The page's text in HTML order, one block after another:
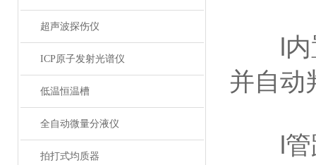
超声波探伤仪
ICP原子发射光谱仪
低温恒温槽
全自动微量分液仪
拍打式均质器
l内置
并自动
l管路